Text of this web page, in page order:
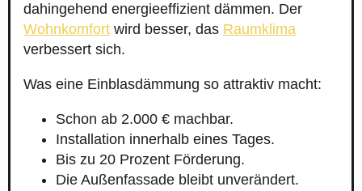
dahingehend energieeffizient dämmen. Der
Wohnkomfort wird besser, das Raumklima
verbessert sich.
Was eine Einblasdämmung so attraktiv macht:
Schon ab 2.000 € machbar.
Installation innerhalb eines Tages.
Bis zu 20 Prozent Förderung.
Die Außenfassade bleibt unverändert.